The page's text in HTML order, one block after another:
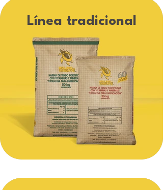
Línea tradicional